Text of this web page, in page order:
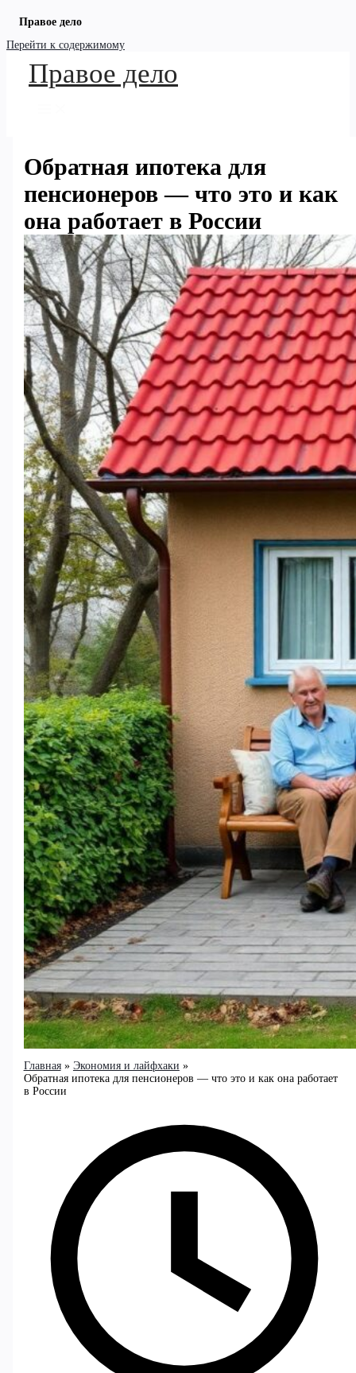
Правое дело
Перейти к содержимому
Правое дело
Обратная ипотека для
пенсионеров — что это и как
она работает в России
Главная
Экономия и лайфхаки
Обратная ипотека для пенсионеров — что это и как она работает
в России